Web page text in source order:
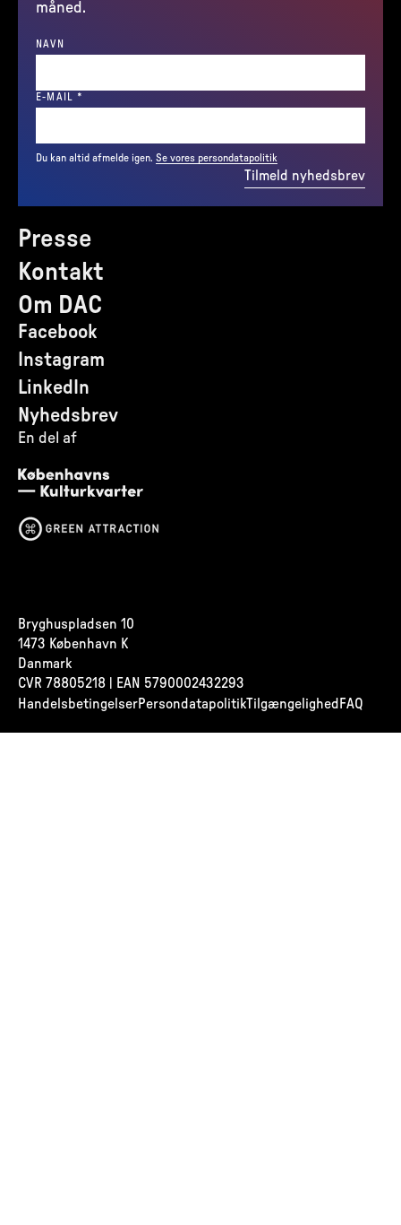
Presse
Kontakt
Om DAC
Facebook
Instagram
LinkedIn
Nyhedsbrev
En del af
måned.
NAVN
E-MAIL *
Du kan altid afmelde igen. Se vores persondatapolitik
Tilmeld nyhedsbrev
Bryghuspladsen 10
1473 København K
Danmark
CVR 78805218 | EAN 5790002432293
HandelsbetingelserPersondatapolitikTilgængelighed FAQ